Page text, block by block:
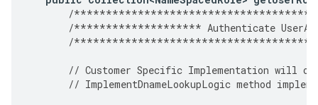
/
/******************** Authenticate UserA
/
// Customer Specific Implementation will
// ImplementDnameLookupLogic method